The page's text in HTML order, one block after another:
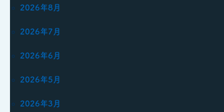
2026年8月
2026年7月
2026年6月
2026年5月
2026年3月